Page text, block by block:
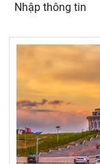
Nhập thông tin